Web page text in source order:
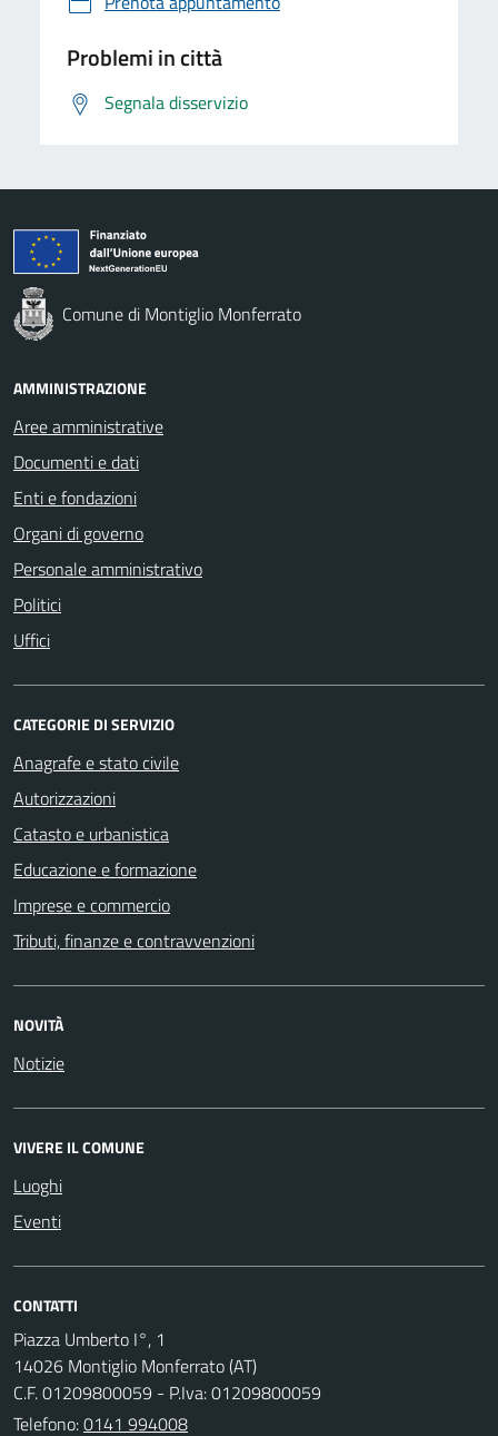
Problemi in città
Segnala disservizio
Comune di Montiglio Monferrato
AMMINISTRAZIONE
Aree amministrative
Documenti e dati
Enti e fondazioni
Organi di governo
Personale amministrativo
Politici
Uffici
CATEGORIE DI SERVIZIO
Anagrafe e stato civile
Autorizzazioni
Catasto e urbanistica
Educazione e formazione
Imprese e commercio
Tributi, finanze e contravvenzioni
NOVITÀ
Notizie
VIVERE IL COMUNE
Luoghi
Eventi
CONTATTI
Piazza Umberto I°, 1
14026 Montiglio Monferrato (AT)
C.F. 01209800059 - P.Iva: 01209800059
Telefono:0141 994008